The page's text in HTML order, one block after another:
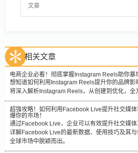
相关文章
电商企业必看！彻底掌握Instagram Reels助你暴
想知道如何利用Instagram Reels提升你的品牌影
将深入解析Instagram Reels，从创建到优化，全
超强攻略！如何利用Facebook Live提升社交媒体
爆你的市场！
通过Facebook Live，企业可以有效提升社交媒
详解Facebook Live的最新数据、使用技巧及其
全球市场中脱颖而出。